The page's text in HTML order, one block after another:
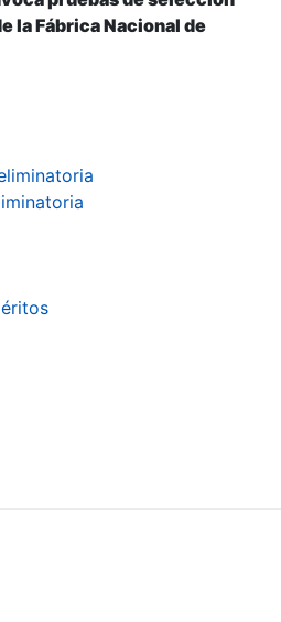
la Fábrica Nacional de